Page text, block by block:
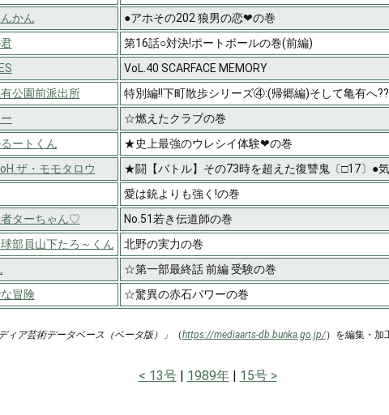
かん
●アホその202 狼男の恋❤の巻
第16話○対決!ポートボールの巻(前編)
VoL.40 SCARFACE MEMORY
公園前派出所
特別編!!下町散歩シリーズ④:(帰郷編)そして亀有へ
☆燃えたクラブの巻
ートくん
★史上最強のウレシイ体験❤の巻
ザ・モモタロウ
★闘【バトル】その73時を超えた復讐鬼〔□17〕●
愛は銃よりも強く!の巻
ターちゃん♡
No.51若き伝道師の巻
部員山下たろ～くん
北野の実力の巻
☆第一部最終話 前編 受験の巻
冒険 ☆驚異の赤石パワーの巻
ィア芸術データベース（ベータ版）」 （https://mediaarts-db.bunka.go.jp/）を編集・加
13号 1989年 15号